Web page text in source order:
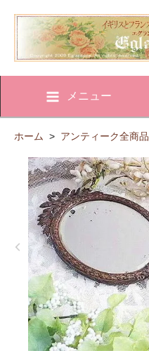
メニュー
ホーム > アンティーク全商品